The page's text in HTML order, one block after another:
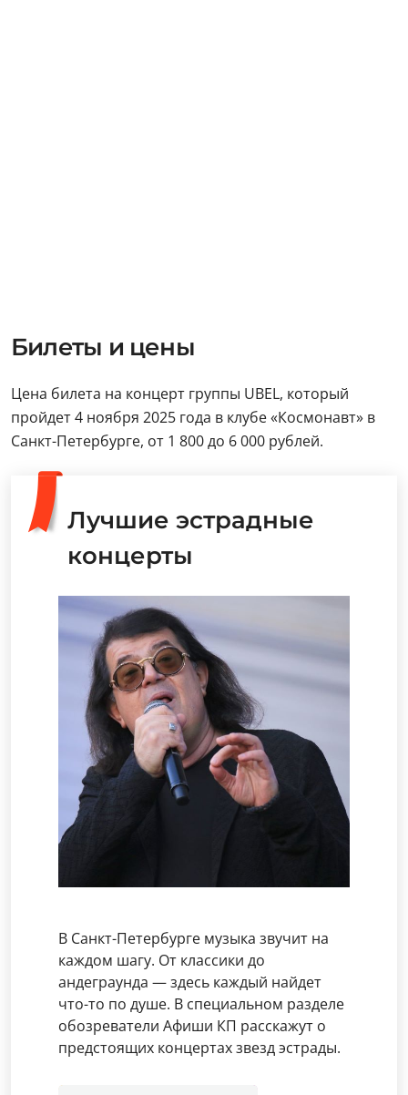
Билеты и цены
Цена билета на концерт группы UBEL, который
пройдет 4 ноября 2025 года в клубе «Космонавт» в
Санкт-Петербурге, от 1 800 до 6 000 рублей.
Лучшие эстрадные
концерты
В Санкт-Петербурге музыка звучит на
каждом шагу. От классики до
андеграунда — здесь каждый найдет
что-то по душе. В специальном разделе
обозреватели Афиши КП расскажут о
предстоящих концертах звезд эстрады.